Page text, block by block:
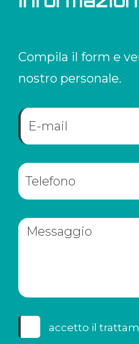
Compila il form e
nostro personale.
accetto il